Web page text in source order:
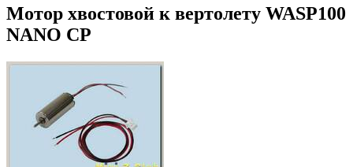
Мотор хвостовой к вертолету WASP100
NANO CP